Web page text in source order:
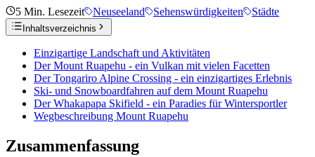
5 Min. Lesezeit Neuseeland Sehenswürdigkeiten Städte
Inhaltsverzeichnis
Einzigartige Landschaft und Aktivitäten
Der Mount Ruapehu - ein Vulkan mit vielen Facetten
Der Tongariro Alpine Crossing - ein einzigartiges Erlebnis
Ski- und Snowboardfahren auf dem Mount Ruapehu
Der Whakapapa Skifield - ein Paradies für Wintersportler
Wegbeschreibung Mount Ruapehu
Zusammenfassung